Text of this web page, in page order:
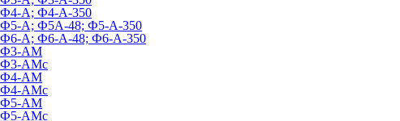
Ф4-А; Ф4-А-350
Ф5-А; Ф5А-48; Ф5-А-350
Ф6-А; Ф6-А-48; Ф6-А-350
Ф3-АМ
Ф3-АМс
Ф4-АМ
Ф4-АМс
Ф5-АМ
Ф5-АМс